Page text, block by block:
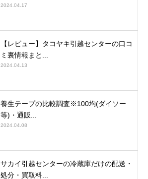
2024.04.17
【レビュー】タコヤキ引越センターの口コ
ミ裏情報まと...
2024.04.13
養生テープの比較調査※100均(ダイソー
等)・通販...
2024.04.08
サカイ引越センターの冷蔵庫だけの配送・
処分・買取料...